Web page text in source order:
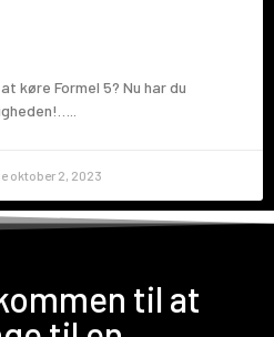
køre Formel 5? Nu har du
oktober 2, 2023
til at